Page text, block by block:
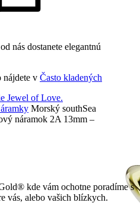
Jewel of Love.
nás dostanete elegantnú
nájdete v Často kladených
Morský southSea
náramok 2A 13mm –
kde vám ochotne poradíme s
vás, alebo vašich blízkych.